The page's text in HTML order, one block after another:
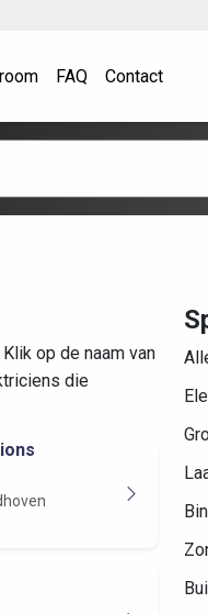
FAQ Contact
op de naam van
die